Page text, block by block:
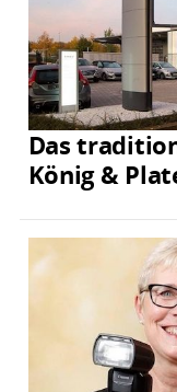
Das
König &